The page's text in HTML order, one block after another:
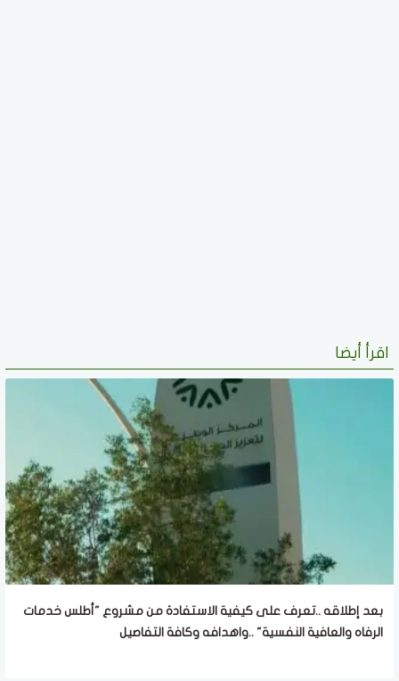
اقرأ أيضا
بعد إطلاقه ..تعرف على كيفية الاستفادة من مشروع "أطلس خدمات
الرفاه والعافية النفسية" ..واهدافه وكافة التفاصيل